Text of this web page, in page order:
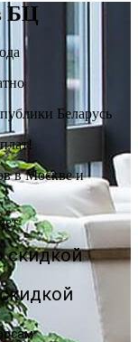
БЦ
Беларусь
в Москве и
скидкой